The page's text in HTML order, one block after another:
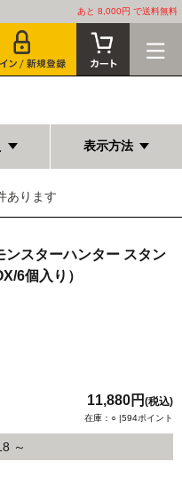
あと 8,000円 で送料無料
表示方法
あります
スターハンター スタン
6個入り）
11,880円 (税込)
在庫：○ |594ポイント
～